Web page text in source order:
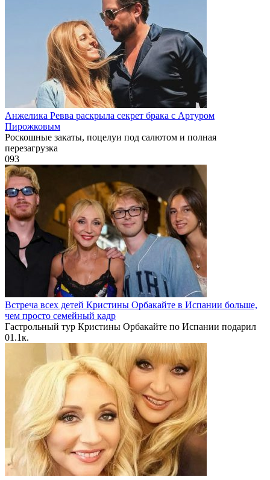
Анжелика Ревва раскрыла секрет брака с Артуром
Пирожковым
Роскошные закаты, поцелуи под салютом и полная
перезагрузка
093
Встреча всех детей Кристины Орбакайте в Испании больше,
чем просто семейный кадр
Гастрольный тур Кристины Орбакайте по Испании подарил
01.1к.